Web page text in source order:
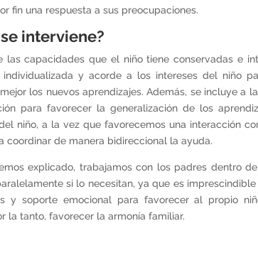
fin una respuesta a sus preocupaciones.
interviene?
las capacidades que el niño tiene conservadas e
individualizada y acorde a los intereses del niño
los nuevos aprendizajes. Además, se incluye a
para favorecer la generalización de los
niño, a la vez que favorecemos una interacción
coordinar de manera bidireccional la ayuda.
explicado, trabajamos con los padres dentro
si lo necesitan, ya que es
y soporte emocional para favorecer al propio
la tanto, favorecer la armonía familiar.